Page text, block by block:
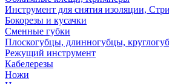
Инструмент для снятия изоляции,
Бокорезы и кусачки
Сменные губки
Плоскогубцы, длинногубцы,
Режущий инструмент
Кабелерезы
Ножи